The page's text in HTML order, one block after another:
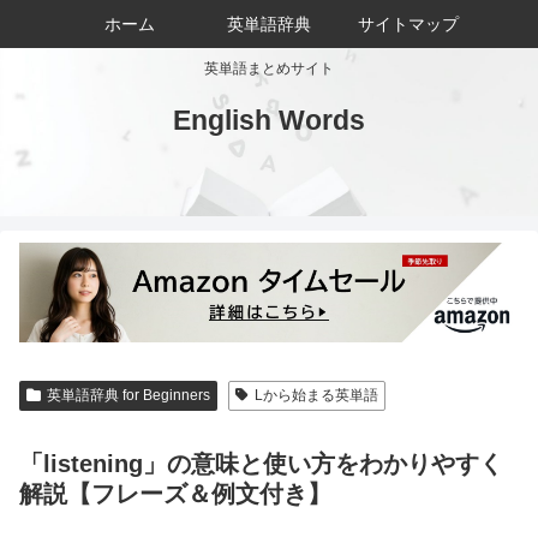
英単語まとめサイト
English Words
ホーム 英単語辞典 サイトマップ
英単語辞典 for Beginners Lから始まる英単語
「listening」の意味と使い方をわかりやすく
解説【フレーズ＆例文付き】